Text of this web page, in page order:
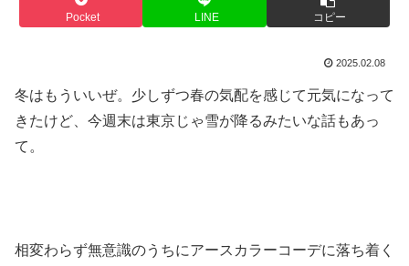
Pocket LINE コピー
2025.02.08
冬はもういいぜ。少しずつ春の気配を感じて元気になって
きたけど、今週末は東京じゃ雪が降るみたいな話もあっ
て。
相変わらず無意識のうちにアースカラーコーデに落ち着く